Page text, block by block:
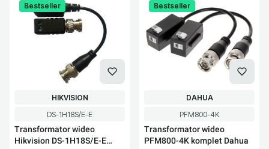
Bestseller
Kod produktu
DS-1H18S/E-E
Transformator wideo
Hikvision DS-1H18S/E-E
PRODUCENT
HIKVISION
Bestseller
Kod produktu
PFM800-4K
Transformator wideo
PFM800-4K komplet Dahua
PRODUCENT
DAHUA